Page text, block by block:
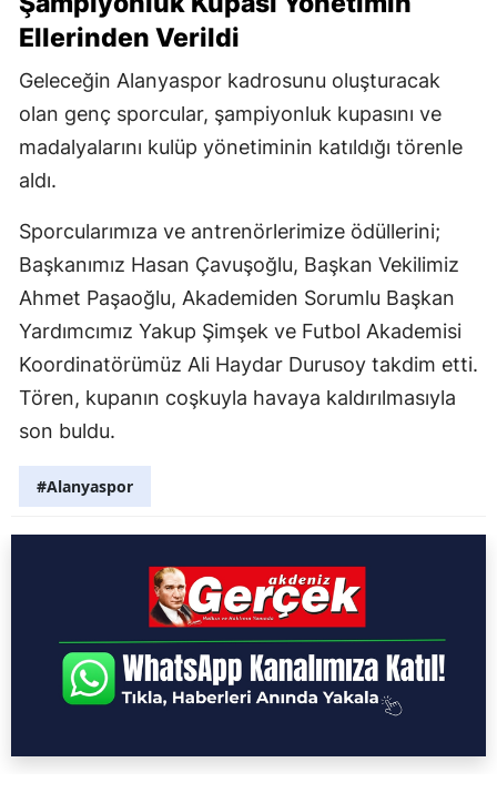
Ellerinden Verildi
Geleceğin Alanyaspor kadrosunu oluşturacak
olan genç sporcular, şampiyonluk kupasını ve
madalyalarını kulüp yönetiminin katıldığı törenle
aldı.
Sporcularımıza ve antrenörlerimize ödüllerini;
Başkanımız Hasan Çavuşoğlu, Başkan Vekilimiz
Ahmet Paşaoğlu, Akademiden Sorumlu Başkan
Yardımcımız Yakup Şimşek ve Futbol Akademisi
Koordinatörümüz Ali Haydar Durusoy takdim etti.
Tören, kupanın coşkuyla havaya kaldırılmasıyla
son buldu.
#Alanyaspor